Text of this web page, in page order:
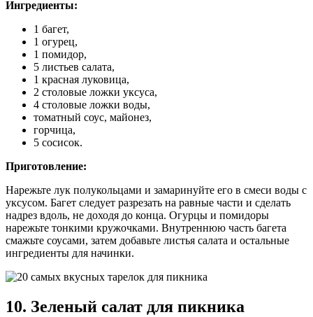
Ингредиенты:
1 багет,
1 огурец,
1 помидор,
5 листьев салата,
1 красная луковица,
2 столовые ложки уксуса,
4 столовые ложки воды,
томатный соус, майонез,
горчица,
5 сосисок.
Приготовление:
Нарежьте лук полукольцами и замаринуйте его в смеси воды с
уксусом. Багет следует разрезать на равные части и сделать
надрез вдоль, не доходя до конца. Огурцы и помидоры
нарежьте тонкими кружочками. Внутреннюю часть багета
смажьте соусами, затем добавьте листья салата и остальные
ингредиенты для начинки.
10. Зеленый салат для пикника